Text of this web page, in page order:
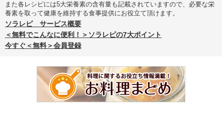
また各レシピには5大栄養素の含有量も記載されていますので、必要な栄
養素を取って健康を維持する食事提供にお役立て頂けます。
ソラレピ サービス概要
＜無料でこんなに便利！＞ソラレピの7大ポイント
今すぐ＜無料＞会員登録